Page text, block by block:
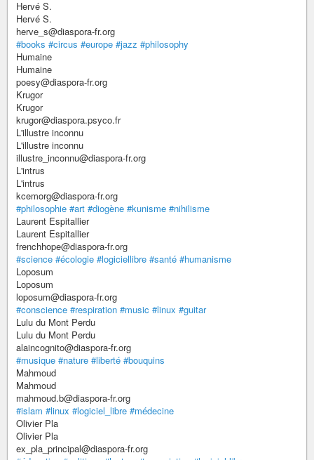
Hervé S.
Hervé S.
herve_s@diaspora-fr.org
#books #circus #europe #jazz #philosophy
Humaine
Humaine
poesy@diaspora-fr.org
Krugor
Krugor
krugor@diaspora.psyco.fr
L'illustre inconnu
L'illustre inconnu
illustre_inconnu@diaspora-fr.org
L'intrus
L'intrus
kcemorg@diaspora-fr.org
#philosophie #art #diogène #kunisme #nihilisme
Laurent Espitallier
Laurent Espitallier
frenchhope@diaspora-fr.org
#science #écologie #logiciellibre #santé #humanisme
Loposum
Loposum
loposum@diaspora-fr.org
#conscience #respiration #music #linux #guitar
Lulu du Mont Perdu
Lulu du Mont Perdu
alaincognito@diaspora-fr.org
#musique #nature #liberté #bouquins
Mahmoud
Mahmoud
mahmoud.b@diaspora-fr.org
#islam #linux #logiciel_libre #médecine
Olivier Pla
Olivier Pla
ex_pla_principal@diaspora-fr.org